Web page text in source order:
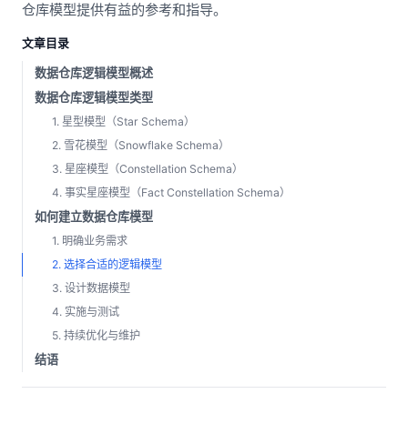
仓库模型提供有益的参考和指导。
文章目录
数据仓库逻辑模型概述
数据仓库逻辑模型类型
1. 星型模型（Star Schema）
2. 雪花模型（Snowflake Schema）
3. 星座模型（Constellation Schema）
4. 事实星座模型（Fact Constellation Schema）
如何建立数据仓库模型
1. 明确业务需求
2. 选择合适的逻辑模型
3. 设计数据模型
4. 实施与测试
5. 持续优化与维护
结语